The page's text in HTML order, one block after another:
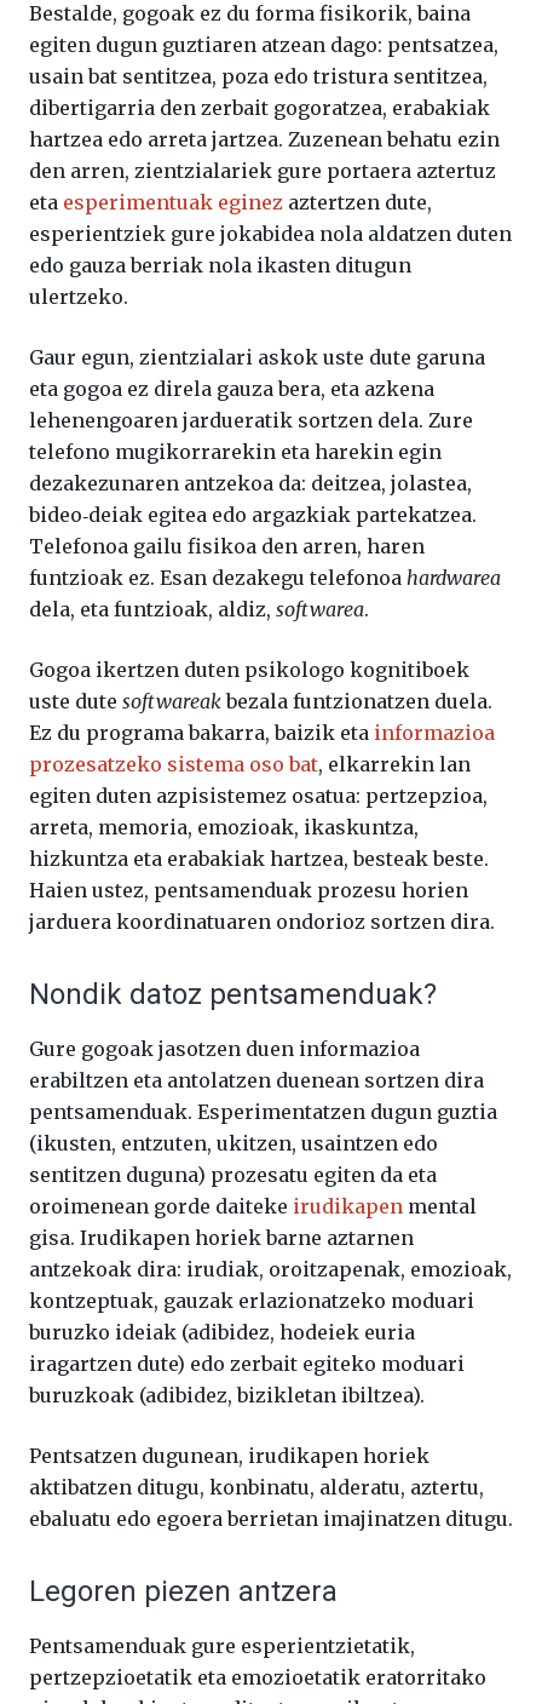
Bestalde, gogoak ez du forma fisikorik, baina
egiten dugun guztiaren atzean dago: pentsatzea,
usain bat sentitzea, poza edo tristura sentitzea,
dibertigarria den zerbait gogoratzea, erabakiak
hartzea edo arreta jartzea. Zuzenean behatu ezin
den arren, zientzialariek gure portaera aztertuz
eta esperimentuak eginez aztertzen dute,
esperientziek gure jokabidea nola aldatzen duten
edo gauza berriak nola ikasten ditugun
ulertzeko.
Gaur egun, zientzialari askok uste dute garuna
eta gogoa ez direla gauza bera, eta azkena
lehenengoaren jardueratik sortzen dela. Zure
telefono mugikorrarekin eta harekin egin
dezakezunaren antzekoa da: deitzea, jolastea,
bideo‑deiak egitea edo argazkiak partekatzea.
Telefonoa gailu fisikoa den arren, haren
funtzioak ez. Esan dezakegu telefonoa hardwarea
dela, eta funtzioak, aldiz, softwarea.
Gogoa ikertzen duten psikologo kognitiboek
uste dute softwareakbezala funtzionatzen duela.
Ez du programa bakarra, baizik eta informazioa
prozesatzeko sistema oso bat, elkarrekin lan
egiten duten azpisistemez osatua: pertzepzioa,
arreta, memoria, emozioak, ikaskuntza,
hizkuntza eta erabakiak hartzea, besteak beste.
Haien ustez, pentsamenduak prozesu horien
jarduera koordinatuaren ondorioz sortzen dira.
Nondik datoz pentsamenduak?
Gure gogoak jasotzen duen informazioa
erabiltzen eta antolatzen duenean sortzen dira
pentsamenduak. Esperimentatzen dugun guztia
(ikusten, entzuten, ukitzen, usaintzen edo
sentitzen duguna) prozesatu egiten da eta
oroimenean gorde daiteke irudikapen mental
gisa. Irudikapen horiek barne aztarnen
antzekoak dira: irudiak, oroitzapenak, emozioak,
kontzeptuak, gauzak erlazionatzeko moduari
buruzko ideiak (adibidez, hodeiek euria
iragartzen dute) edo zerbait egiteko moduari
buruzkoak (adibidez, bizikletan ibiltzea).
Pentsatzen dugunean, irudikapen horiek
aktibatzen ditugu, konbinatu, alderatu, aztertu,
ebaluatu edo egoera berrietan imajinatzen ditugu.
Legoren piezen antzera
Pentsamenduak gure esperientzietatik,
pertzepzioetatik eta emozioetatik eratorritako